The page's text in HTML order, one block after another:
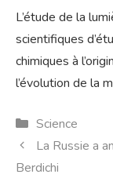
L’étude de la
scientifiques
chimiques à
l’évolution de la
Catégories
Science
La Russie a
Berdichi